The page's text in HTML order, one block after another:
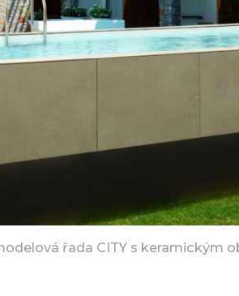
řada CITY s keramickým